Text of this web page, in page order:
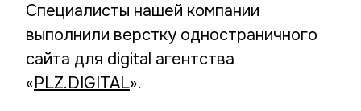
Специалисты нашей компании
выполнили верстку одностраничного
сайта для digital агентства
«PLZ.DIGITAL».